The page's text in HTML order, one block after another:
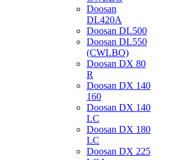
Doosan
DL420A
Doosan DL500
Doosan DL550
(CWLBO)
Doosan DX 80
R
Doosan DX 140
160
Doosan DX 140
LC
Doosan DX 180
LC
Doosan DX 225